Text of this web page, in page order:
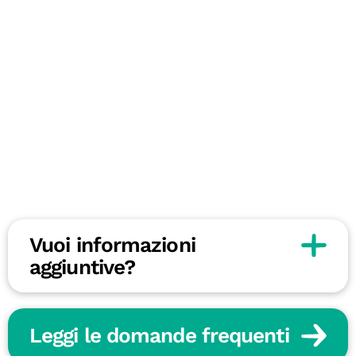
Vuoi informazioni
aggiuntive?
Leggi le domande frequenti